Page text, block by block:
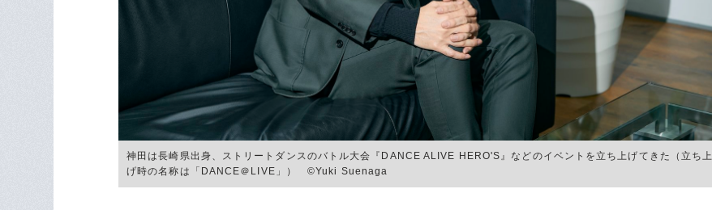
神田は長崎県出身、ストリートダンスのバトル大会『DANCE ALIVE HERO'S』などのイベントを立ち上げてきた（立ち上
げ時の名称は「DANCE＠LIVE」） ©Yuki Suenaga